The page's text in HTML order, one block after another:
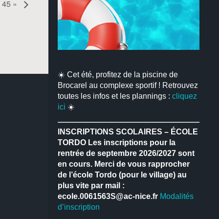
»
☀️ Cet été, profitez de la piscine de
Brocarel au complexe sportif ! Retrouvez
toutes les infos et les plannings : cliquez
ici ☀️
INSCRIPTIONS SCOLAIRES – ÉCOLE
TORDOLes inscriptions pour la
rentrée de septembre 2026/2027 sont
en cours. Merci de vous rapprocher
de l’école Tordo (pour le village) au
plus vite par mail :
ecole.0061563S@ac-nice.fr Modalités
d’inscription